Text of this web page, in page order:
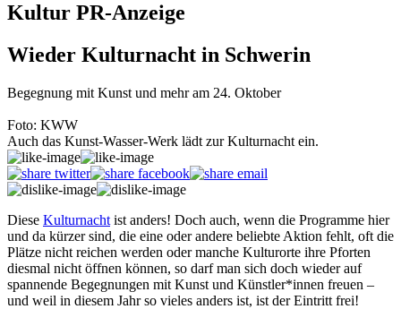
Kultur PR-Anzeige
Wieder Kulturnacht in Schwerin
Begegnung mit Kunst und mehr am 24. Oktober
Foto: KWW
Auch das Kunst-Wasser-Werk lädt zur Kulturnacht ein.
Diese Kulturnacht ist anders! Doch auch, wenn die Programme hier
und da kürzer sind, die eine oder andere beliebte Aktion fehlt, oft die
Plätze nicht reichen werden oder manche Kulturorte ihre Pforten
diesmal nicht öffnen können, so darf man sich doch wieder auf
spannende Begegnungen mit Kunst und Künstler*innen freuen –
und weil in diesem Jahr so vieles anders ist, ist der Eintritt frei!